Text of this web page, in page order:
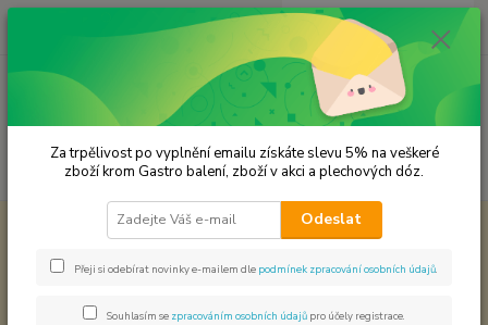
Menu
Hledat
ks
za 0,00 Kč
Premium koření Česnek prášek Prémiová kvalita
Česnek prášek Prémiová kvalita
Za trpělivost po vyplnění emailu získáte slevu 5% na veškeré
zboží krom Gastro balení, zboží v akci a plechových dóz.
Odeslat
Přeji si odebírat novinky e-mailem dle podmínek zpracování osobních údajů
Souhlasím se zpracováním osobních údajů pro účely registrace.